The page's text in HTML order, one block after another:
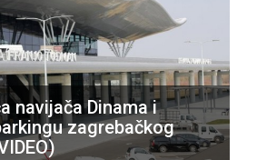
navijača Dinama i
zagrebačkog